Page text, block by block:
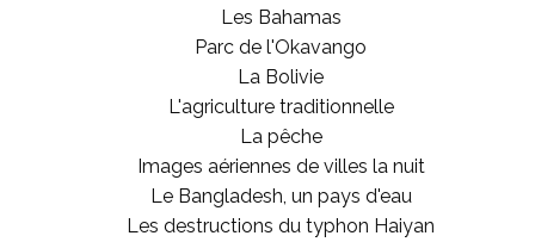
Les Bahamas
Parc de l'Okavango
La Bolivie
L'agriculture traditionnelle
La pêche
Images aériennes de villes la nuit
Le Bangladesh, un pays d'eau
Les destructions du typhon Haiyan